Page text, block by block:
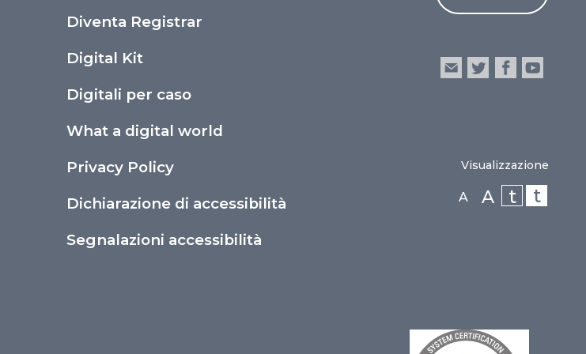
Diventa Registrar
Digital Kit
Digitali per caso
What a digital world
Privacy Policy
Dichiarazione di accessibilità
Segnalazioni accessibilità
Visualizzazione
A A t t